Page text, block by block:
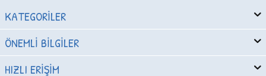
KATEGORILER
ÖNEMLI BILGILER
HIZLI ERIŞIM